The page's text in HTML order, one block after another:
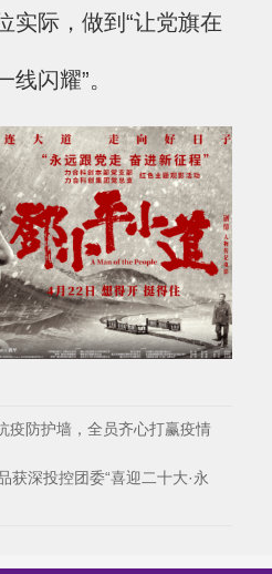
实际，做到“让党旗在
闪耀”。
疫防护墙，全员齐心打赢疫情
获深投控团委“喜迎二十大·永